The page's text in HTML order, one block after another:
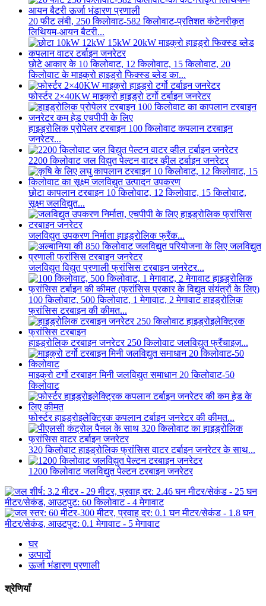
20 फीट लंबी, 250 किलोवाट-582 किलोवाट-प्रतिशत कंटेनरीकृत
लिथियम-आयन बैटरी...
छोटे आकार के 10 किलोवाट, 12 किलोवाट, 15 किलोवाट, 20
किलोवाट के माइक्रो हाइड्रो फिक्स्ड ब्लेड का...
फोर्स्टर 2×40KW माइक्रो हाइड्रो टर्गो टर्बाइन जनरेटर
हाइड्रोलिक प्रोपेलर टरबाइन 100 किलोवाट कपलान टरबाइन
जनरेटर...
2200 किलोवाट जल विद्युत पेल्टन वाटर व्हील टर्बाइन जनरेटर
छोटा कापलान टरबाइन 10 किलोवाट, 12 किलोवाट, 15 किलोवाट,
सूक्ष्म जलविद्युत...
जलविद्युत उपकरण निर्माता हाइड्रोलिक फ्रैंक...
जलविद्युत विद्युत प्रणाली फ्रांसिस टरबाइन जनरेटर...
100 किलोवाट, 500 किलोवाट, 1 मेगावाट, 2 मेगावाट हाइड्रोलिक
फ्रांसिस टरबाइन की कीमत...
हाइड्रोलिक टरबाइन जनरेटर 250 किलोवाट जलविद्युत फ्रैंचाइज़...
माइक्रो टर्गो टरबाइन मिनी जलविद्युत समाधान 20 किलोवाट-50
किलोवाट
फोर्स्टर हाइड्रोइलेक्ट्रिक कपलान टर्बाइन जनरेटर की कीमत...
320 किलोवाट हाइड्रोलिक फ्रांसिस वाटर टर्बाइन जनरेटर के साथ...
1200 किलोवाट जलविद्युत पेल्टन टरबाइन जनरेटर
घर
उत्पादों
ऊर्जा भंडारण प्रणाली
श्रेणियाँ